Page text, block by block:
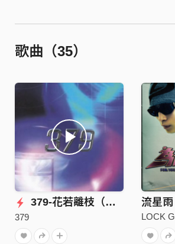
歌曲（35）
379-花若離枝（Official Audio)
379
流星雨
LOCK G